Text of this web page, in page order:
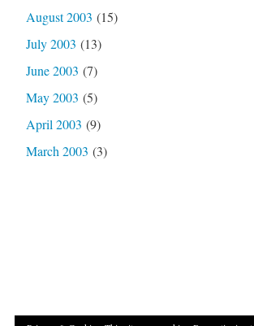
August 2003 (15)
July 2003 (13)
June 2003 (7)
May 2003 (5)
April 2003 (9)
March 2003 (3)